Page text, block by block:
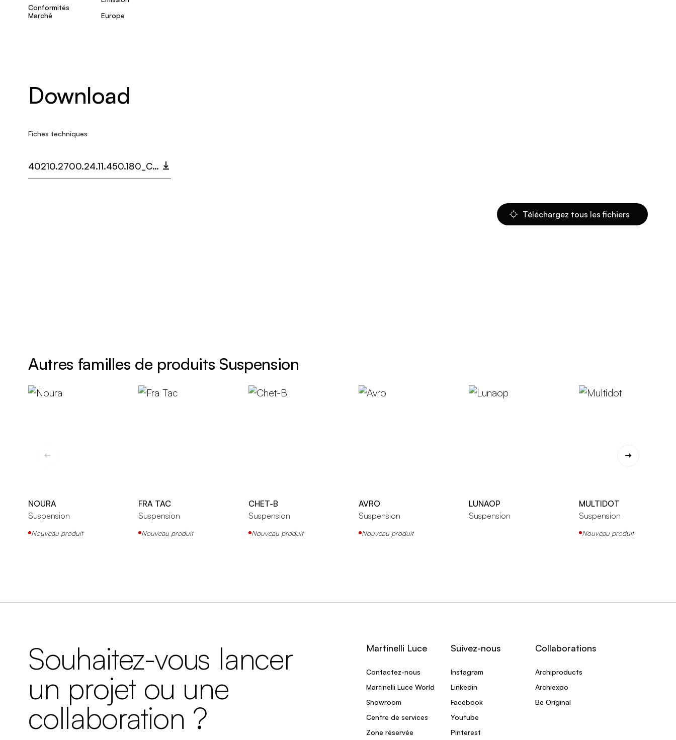
Conformités
Marché
Europe
Download
Fiches techniques
40210.2700.24.11.450.180_CATÉNAIRE MULTIDOT.PDF
Téléchargez tous les fichiers
Autres familles de produits Suspension
NOURA
Suspension
Nouveau produit
FRA TAC
Suspension
Nouveau produit
CHET-B
Suspension
Nouveau produit
AVRO
Suspension
Nouveau produit
LUNAOP
Suspension
MULTIDOT
Suspension
Nouveau produit
Souhaitez-vous lancer
un projet ou une
collaboration ?
Martinelli Luce
Contactez-nous
Martinelli Luce World
Showroom
Centre de services
Zone réservée
Suivez-nous
Instagram
Linkedin
Facebook
Youtube
Pinterest
Collaborations
Archiproducts
Archiexpo
Be Original